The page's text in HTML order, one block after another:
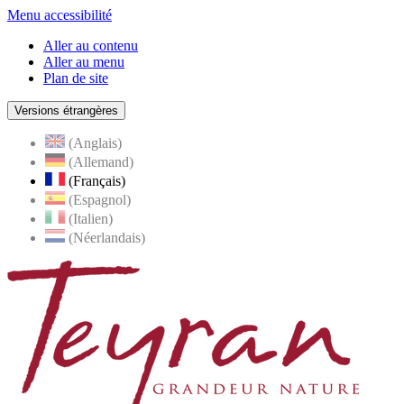
Menu accessibilité
Aller au contenu
Aller au menu
Plan de site
Versions étrangères
(Anglais)
(Allemand)
(Français)
(Espagnol)
(Italien)
(Néerlandais)